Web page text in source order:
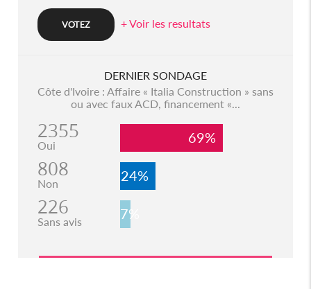
+ Voir les resultats
DERNIER SONDAGE
Côte d'Ivoire : Affaire « Italia Construction » sans
ou avec faux ACD, financement «...
2355
Oui 69%
808
Non 24%
226
Sans avis 7%